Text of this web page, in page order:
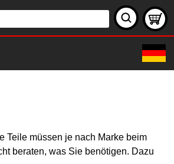
Teile müssen je nach Marke beim
beraten, was Sie benötigen. Dazu